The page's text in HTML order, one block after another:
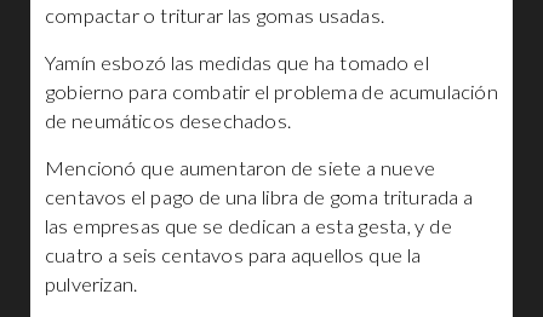
compactar o triturar las gomas usadas.
Yamín esbozó las medidas que ha tomado el
gobierno para combatir el problema de acumulación
de neumáticos desechados.
Mencionó que aumentaron de siete a nueve
centavos el pago de una libra de goma triturada a
las empresas que se dedican a esta gesta, y de
cuatro a seis centavos para aquellos que la
pulverizan.